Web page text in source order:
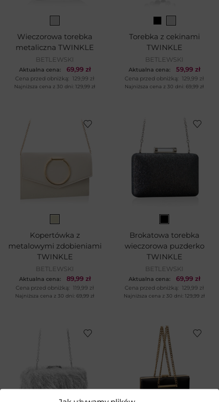
Wieczorowa torebka
metaliczna TWINKLE
BETLEWSKI
Aktualna cena: 69,99 zł
Cena przed obniżką: 129,99 zł
Najniższa cena z 30 dni: 129,99 zł
Torebka z cekinami
TWINKLE
BETLEWSKI
Aktualna cena: 59,99 zł
Cena przed obniżką: 129,99 zł
Najniższa cena z 30 dni: 69,99 zł
Kopertówka z
metalowymi zdobieniami
TWINKLE
BETLEWSKI
Aktualna cena: 89,99 zł
Cena przed obniżką: 119,99 zł
Najniższa cena z 30 dni: 69,99 zł
Brokatowa torebka
wieczorowa puzderko
TWINKLE
BETLEWSKI
Aktualna cena: 69,99 zł
Cena przed obniżką: 129,99 zł
Najniższa cena z 30 dni: 129,99 zł